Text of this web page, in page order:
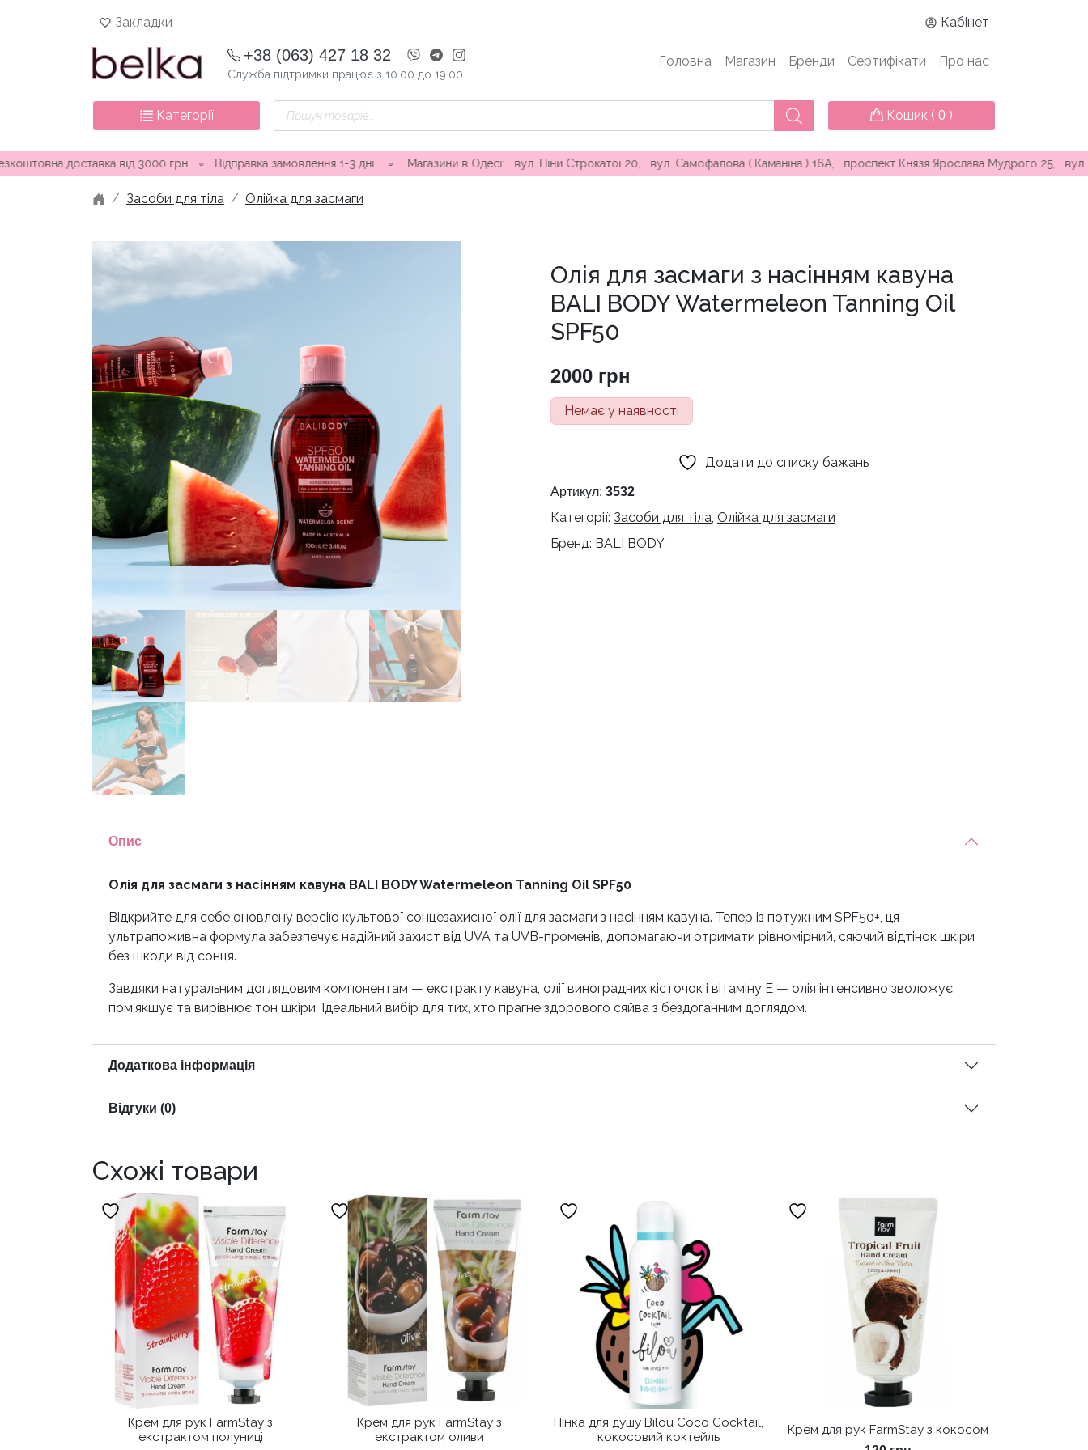
Закладки Кабінет
+38 (063) 427 18 32
Служба підтримки працює з 10.00 до 19.00
Головна Магазин Бренди Сертифікати Про нас
Категорії
Пошук
товарів
Кошик ( 0 )
від 3000 грн∘Відправка замовлення 1-3 дні ∘ Магазини в Одесі: вул. Ніни Строкатої 20, вул. Самофалова ( Каманіна ) 16А, проспект Князя Ярослава Мудрого 25, вул.
Засоби для тіла Олійка для засмаги
Олія для засмаги з насінням кавуна
BALI BODY Watermeleon Tanning Oil
SPF50
2000 грн
Немає у наявності
Додати до списку бажань
Артикул: 3532
Категорії: Засоби для тіла, Олійка для засмаги
Бренд: BALI BODY
Опис
Олія для засмаги з насінням кавуна BALI BODY Watermeleon Tanning Oil SPF50
Відкрийте для себе оновлену версію культової сонцезахисної олії для засмаги з насінням кавуна. Тепер із потужним SPF50+, ця
ультрапоживна формула забезпечує надійний захист від UVA та UVB-променів, допомагаючи отримати рівномірний, сяючий відтінок шкіри
без шкоди від сонця.
Завдяки натуральним доглядовим компонентам — екстракту кавуна, олії виноградних кісточок і вітаміну Е — олія інтенсивно зволожує,
пом’якшує та вирівнює тон шкіри. Ідеальний вибір для тих, хто прагне здорового сяйва з бездоганним доглядом.
Додаткова інформація
Відгуки (0)
Схожі товари
Крем для рук FarmStay з
екстрактом полуниці
Крем для рук FarmStay з
екстрактом оливи
Пінка для душу Bilou Coco Cocktail,
кокосовий коктейль
Крем для рук FarmStay з кокосом